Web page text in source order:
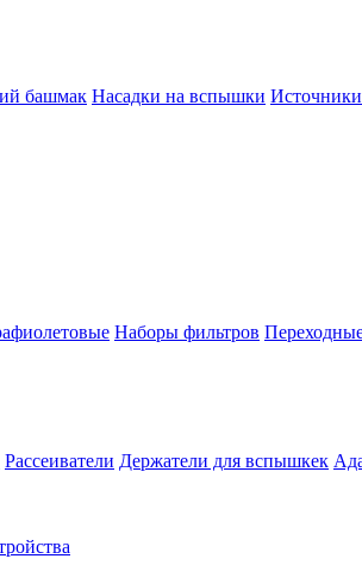
башмак Насадки на вспышки
Наборы фильтров
Рассеиватели Держатели для вспышкек